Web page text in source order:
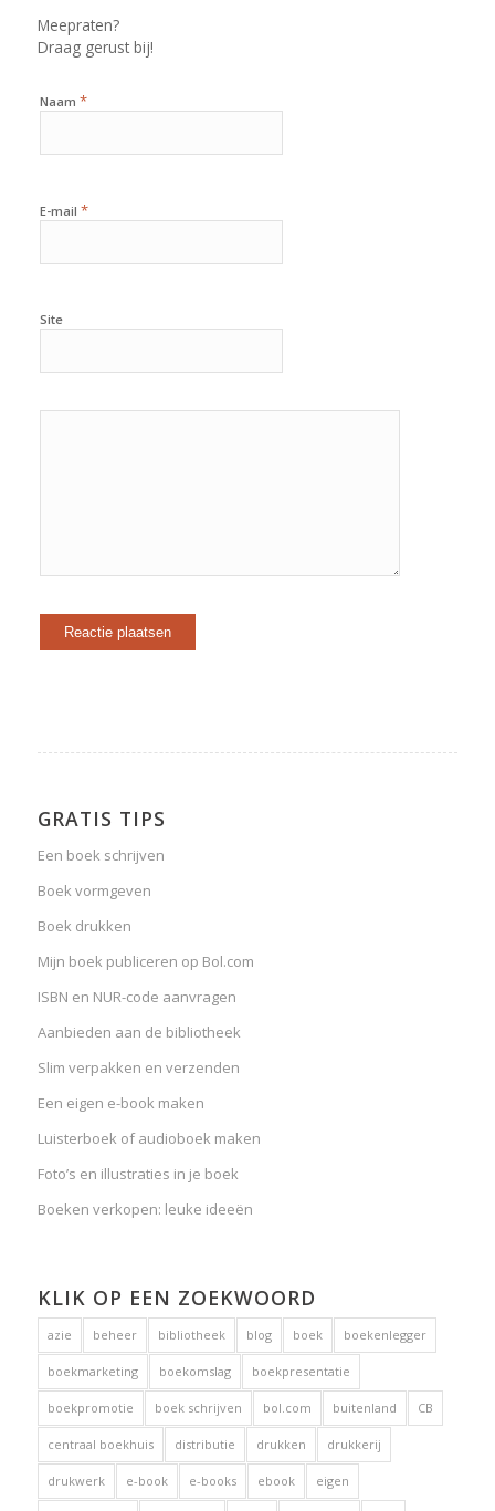
Meepraten?
Draag gerust bij!
Naam *
E-mail *
Site
GRATIS TIPS
Een boek schrijven
Boek vormgeven
Boek drukken
Mijn boek publiceren op Bol.com
ISBN en NUR-code aanvragen
Aanbieden aan de bibliotheek
Slim verpakken en verzenden
Een eigen e-book maken
Luisterboek of audioboek maken
Foto’s en illustraties in je boek
Boeken verkopen: leuke ideeën
KLIK OP EEN ZOEKWOORD
azie beheer bibliotheek blog boek boekenlegger
boekmarketing boekomslag boekpresentatie
boekpromotie boek schrijven bol.com buitenland CB
centraal boekhuis distributie drukken drukkerij
drukwerk e-book e-books ebook eigen